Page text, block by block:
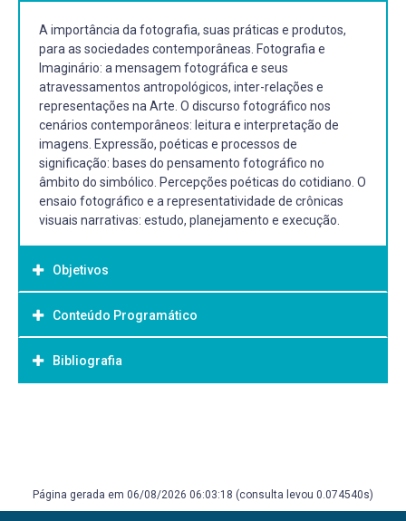
A importância da fotografia, suas práticas e produtos,
para as sociedades contemporâneas. Fotografia e
Imaginário: a mensagem fotográfica e seus
atravessamentos antropológicos, inter-relações e
representações na Arte. O discurso fotográfico nos
cenários contemporâneos: leitura e interpretação de
imagens. Expressão, poéticas e processos de
significação: bases do pensamento fotográfico no
âmbito do simbólico. Percepções poéticas do cotidiano. O
ensaio fotográfico e a representatividade de crônicas
visuais narrativas: estudo, planejamento e execução.
Objetivos
Objetivo Geral:
.
Conteúdo Programático
UNIDADE I - Estudo crítico da importância da Fotografia no
contexto contemporâneo.
 Ver, olhar e representar: as condições sociais da
Bibliografia
Martins Fontes, 1993.
Página gerada em 06/08/2026 06:03:18 (consulta levou 0.074540s)